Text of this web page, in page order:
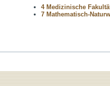
4 Medizinische
7 Mathematisch-